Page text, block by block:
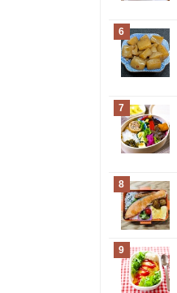
6
7
8
9